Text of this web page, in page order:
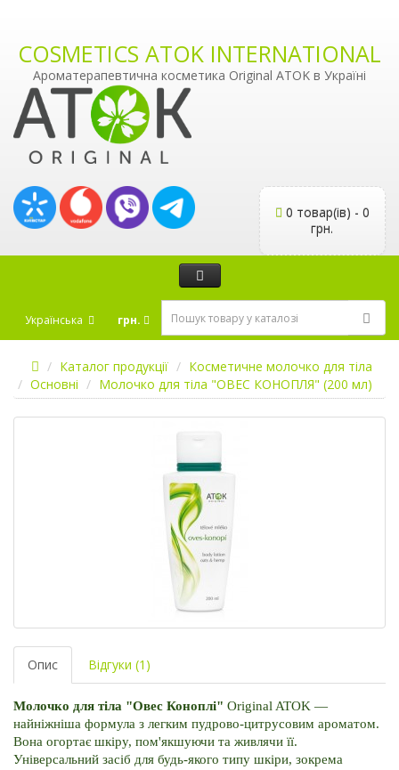
COSMETICS ATOK INTERNATIONAL
Ароматерапевтична косметика Original ATOK в Україні
0 товар(ів) - 0
грн.
Українська грн.
Каталог продукції
Косметичне молочко для тіла
Основні
Молочко для тіла "ОВЕС КОНОПЛЯ" (200 мл)
Опис Відгуки (1)
Молочко для тіла "Овес Коноплі" Original ATOK —
найніжніша формула з легким пудрово-цитрусовим ароматом.
Вона огортає шкіру, пом'якшуючи та живлячи її.
Універсальний засіб для будь-якого типу шкіри, зокрема